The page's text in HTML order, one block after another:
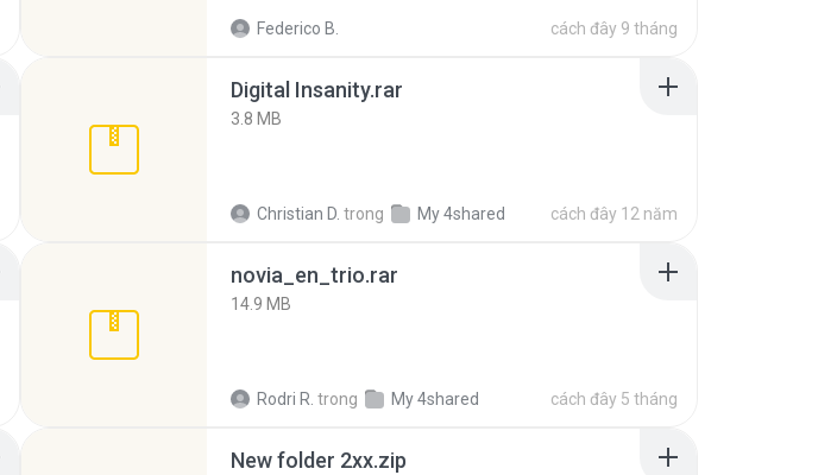
Federico B. cách đây 9 tháng
Digital Insanity.rar
3.8 MB
Christian D. trong My 4shared cách đây 12 năm
novia_en_trio.rar
14.9 MB
Rodri R. trong My 4shared cách đây 5 tháng
New folder 2xx.zip